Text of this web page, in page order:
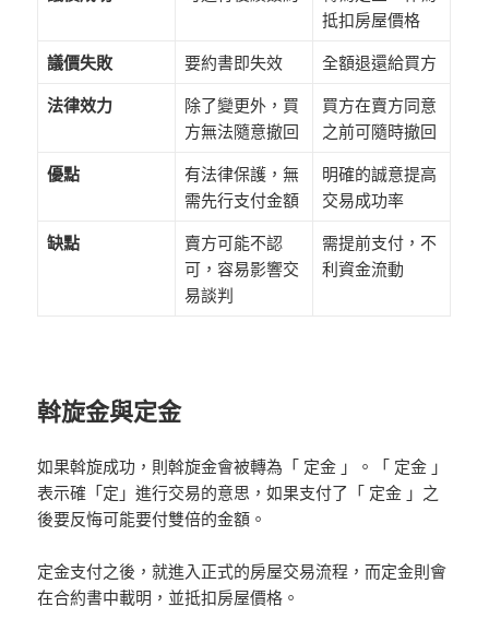
抵扣房屋價格
議價失敗
要約書即失效
全額退還給買方
法律效力
除了變更外，買
方無法隨意撤回
買方在賣方同意
之前可隨時撤回
優點
有法律保護，無
需先行支付金額
明確的誠意提高
交易成功率
缺點
賣方可能不認
可，容易影響交
易談判
需提前支付，不
利資金流動
斡旋金與定金
如果斡旋成功，則斡旋金會被轉為「 定金 」。「 定金 」
表示確「定」進行交易的意思，如果支付了「 定金 」之
後要反悔可能要付雙倍的金額。
定金支付之後，就進入正式的房屋交易流程，而定金則會
在合約書中載明，並抵扣房屋價格。